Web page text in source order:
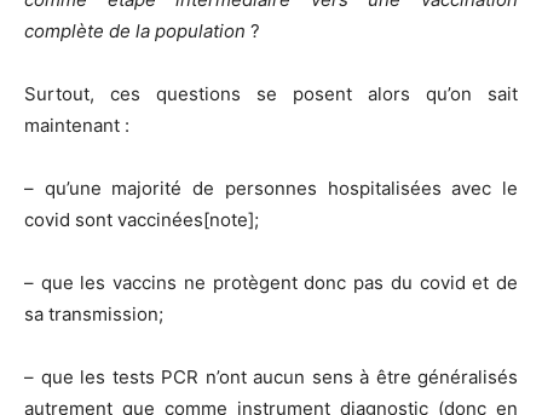
complète de la population ?
Surtout, ces questions se posent alors qu’on sait
maintenant :
– qu’une majorité de personnes hospitalisées avec le
covid sont vaccinées[note];
– que les vaccins ne protègent donc pas du covid et de
sa transmission;
– que les tests PCR n’ont aucun sens à être généralisés
autrement que comme instrument diagnostic (donc en